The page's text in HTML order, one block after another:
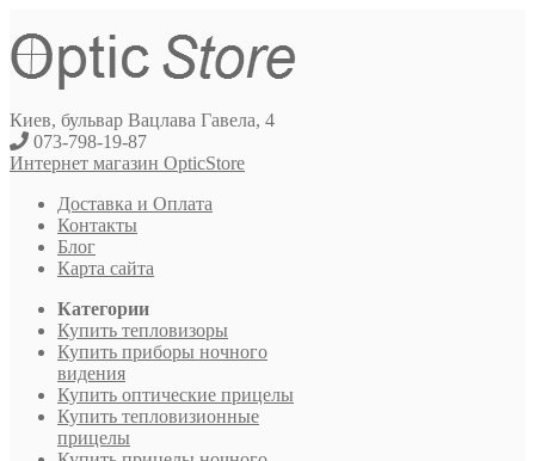
Киев, бульвар Вацлава Гавела, 4
073-798-19-87
Интернет магазин OpticStore
Доставка и Оплата
Контакты
Блог
Карта сайта
Категории
Купить тепловизоры
Купить приборы ночного
видения
Купить оптические прицелы
Купить тепловизионные
прицелы